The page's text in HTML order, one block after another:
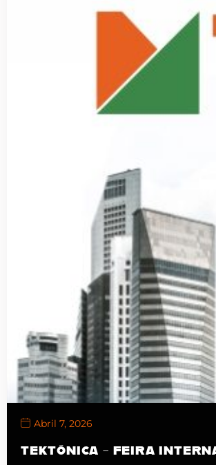
Abril 7, 2026
TEKTÓNICA – FEIRA